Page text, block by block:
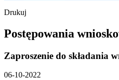
Drukuj
Postępowania
Zaproszenie do składania
06-10-2022